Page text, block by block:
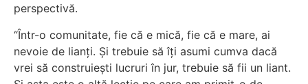
perspectivă.
“Într-o comunitate, fie că e mică, fie că e mare, ai
nevoie de lianți. Și trebuie să îți asumi cumva dacă
vrei să construiești lucruri în jur, trebuie să fii un liant.